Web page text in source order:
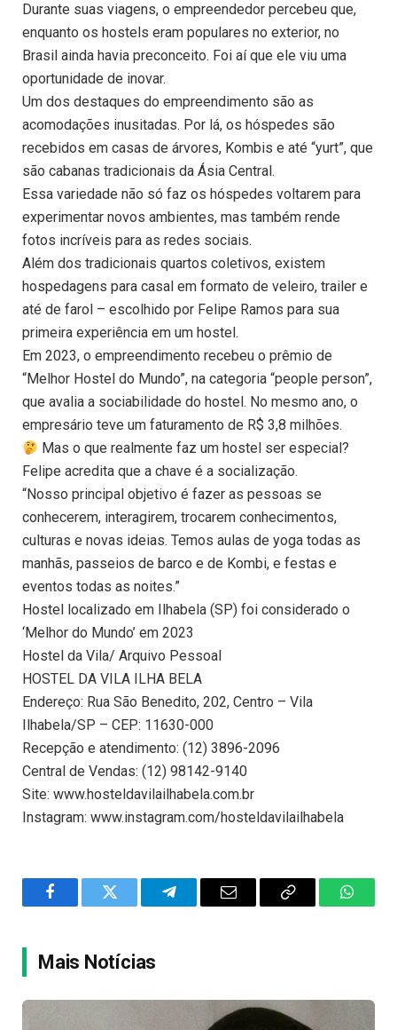
Durante suas viagens, o empreendedor percebeu que,
enquanto os hostels eram populares no exterior, no
Brasil ainda havia preconceito. Foi aí que ele viu uma
oportunidade de inovar.
Um dos destaques do empreendimento são as
acomodações inusitadas. Por lá, os hóspedes são
recebidos em casas de árvores, Kombis e até “yurt”, que
são cabanas tradicionais da Ásia Central.
Essa variedade não só faz os hóspedes voltarem para
experimentar novos ambientes, mas também rende
fotos incríveis para as redes sociais.
Além dos tradicionais quartos coletivos, existem
hospedagens para casal em formato de veleiro, trailer e
até de farol – escolhido por Felipe Ramos para sua
primeira experiência em um hostel.
Em 2023, o empreendimento recebeu o prêmio de
“Melhor Hostel do Mundo”, na categoria “people person”,
que avalia a sociabilidade do hostel. No mesmo ano, o
empresário teve um faturamento de R$ 3,8 milhões.
Mas o que realmente faz um hostel ser especial?
Felipe acredita que a chave é a socialização.
“Nosso principal objetivo é fazer as pessoas se
conhecerem, interagirem, trocarem conhecimentos,
culturas e novas ideias. Temos aulas de yoga todas as
manhãs, passeios de barco e de Kombi, e festas e
eventos todas as noites.”
Hostel localizado em Ilhabela (SP) foi considerado o
‘Melhor do Mundo’ em 2023
Hostel da Vila/ Arquivo Pessoal
HOSTEL DA VILA ILHA BELA
Endereço: Rua São Benedito, 202, Centro – Vila
Ilhabela/SP – CEP: 11630-000
Recepção e atendimento: (12) 3896-2096
Central de Vendas: (12) 98142-9140
Site: www.hosteldavilailhabela.com.br
Instagram: www.instagram.com/hosteldavilailhabela
FacebookTwitter TelegramEmail
Copy
Mais Notícias